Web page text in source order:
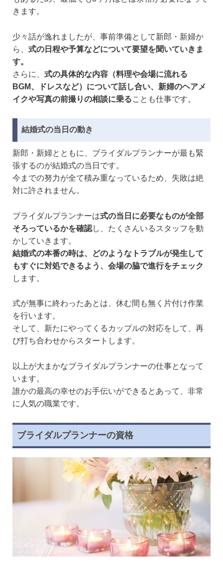
きます。
少々話が逸れましたが、事前準備として新郎・新婦か
ら、 式の日程や予算などについて要望を聞いていきま
す。
さらに、 式の具体的な内容（料理や会場に流れる
BGM、ドレスなど）について話し合い、新婦のヘアメ
イクや写真の前撮りの相談に乗ることも仕事です。
結婚式の当日の動き
新郎・新婦とともに、ブライダルプランナーが最も緊
張するのが結婚式の当日です。
今までの努力が全て積み重なっているため、失敗は絶
対に許されません。
ブライダルプランナーは式の当日に必要なものが全部
そろっているかを確認し、たくさんいるスタッフを動
かしていきます。
結婚式の本番の時は、どのようなトラブルが発生して
もすぐに対処できるよう、会場の脇で進行をチェック
します。
式が無事に終わったあとは、休む間も無く片付け作業
を行います。
そして、新たにやってくるカップルの対応をして、再
び打ち合わせからスタートします。
以上が大まかなブライダルプランナーの仕事となって
います。
誰かの最高の幸せのお手伝いができるとあって、非常
に人気の職業です。
ブライダルプランナーの資格